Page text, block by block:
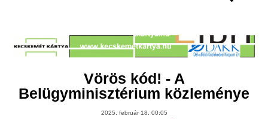
Vörös kód! - A
Belügyminisztérium közleménye
2025. február 18. 00:05